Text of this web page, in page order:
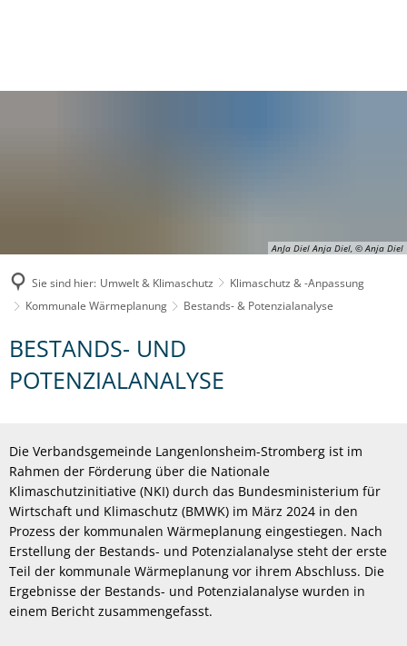
AnJa Diel Anja Diel, © Anja Diel
Sie sind hier: Umwelt & Klimaschutz
Klimaschutz & -Anpassung
Kommunale Wärmeplanung
Bestands- & Potenzialanalyse
Bestands-
&
BESTANDS- UND
POTENZIALANALYSE
Die Verbandsgemeinde Langenlonsheim-Stromberg ist im
Rahmen der Förderung über die Nationale
Klimaschutzinitiative (NKI) durch das Bundesministerium für
Wirtschaft und Klimaschutz (BMWK) im März 2024 in den
Prozess der kommunalen Wärmeplanung eingestiegen. Nach
Erstellung der Bestands- und Potenzialanalyse steht der erste
Teil der kommunale Wärmeplanung vor ihrem Abschluss. Die
Ergebnisse der Bestands- und Potenzialanalyse wurden in
einem Bericht zusammengefasst.